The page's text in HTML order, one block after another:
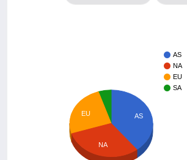
AS
NA
EU
SA
AS
EU
NA